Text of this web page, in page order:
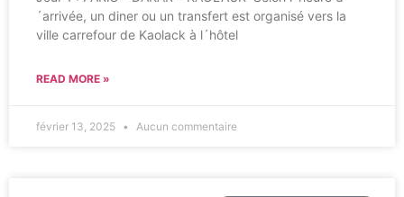
´arrivée, un diner ou un transfert est organisé vers la
ville carrefour de Kaolack à l´hôtel
READ MORE »
février 13, 2025 Aucun commentaire